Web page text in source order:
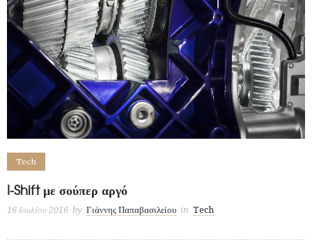
Tech
I-Shift με σούπερ αργό
16 Ιουλίου 2016 by Γιάννης Παπαβασιλείου in Tech